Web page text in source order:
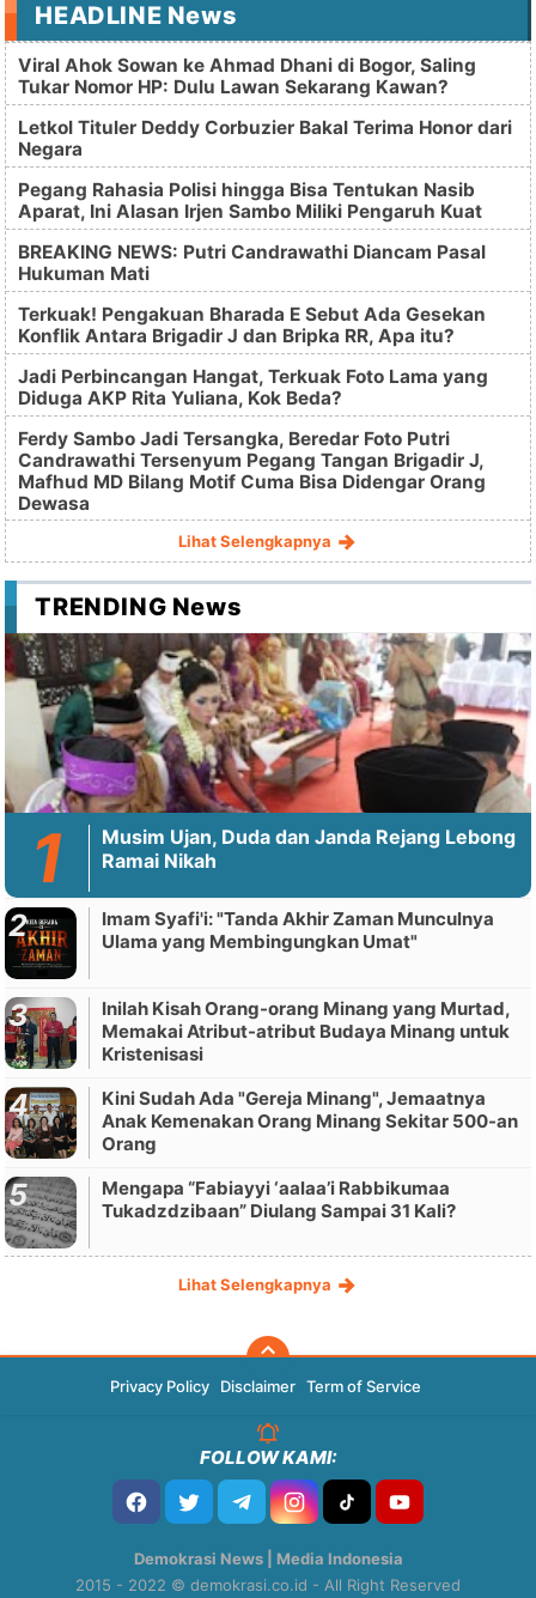
HEADLINE News
Viral Ahok Sowan ke Ahmad Dhani di Bogor, Saling
Tukar Nomor HP: Dulu Lawan Sekarang Kawan?
Letkol Tituler Deddy Corbuzier Bakal Terima Honor dari
Negara
Pegang Rahasia Polisi hingga Bisa Tentukan Nasib
Aparat, Ini Alasan Irjen Sambo Miliki Pengaruh Kuat
BREAKING NEWS: Putri Candrawathi Diancam Pasal
Hukuman Mati
Terkuak! Pengakuan Bharada E Sebut Ada Gesekan
Konflik Antara Brigadir J dan Bripka RR, Apa itu?
Jadi Perbincangan Hangat, Terkuak Foto Lama yang
Diduga AKP Rita Yuliana, Kok Beda?
Ferdy Sambo Jadi Tersangka, Beredar Foto Putri
Candrawathi Tersenyum Pegang Tangan Brigadir J,
Mafhud MD Bilang Motif Cuma Bisa Didengar Orang
Dewasa
Lihat Selengkapnya
TRENDING News
Musim Ujan, Duda dan Janda Rejang Lebong
Ramai Nikah
Imam Syafi'i: "Tanda Akhir Zaman Munculnya
Ulama yang Membingungkan Umat"
Inilah Kisah Orang-orang Minang yang Murtad,
Memakai Atribut-atribut Budaya Minang untuk
Kristenisasi
Kini Sudah Ada "Gereja Minang", Jemaatnya
Anak Kemenakan Orang Minang Sekitar 500-an
Orang
Mengapa “Fabiayyi ‘aalaa’i Rabbikumaa
Tukadzdzibaan” Diulang Sampai 31 Kali?
Lihat Selengkapnya
Privacy Policy Disclaimer Term of Service
FOLLOW KAMI:
Demokrasi News | Media Indonesia
2015 - 2022 © demokrasi.co.id - All Right Reserved